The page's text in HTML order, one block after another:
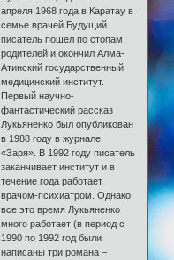
апреля 1968 года в Каратау в
семье врачей Будущий
писатель пошел по стопам
родителей и окончил Алма-
Атинский государственный
медицинский институт.
Первый научно-
фантастический рассказ
Лукьяненко был опубликован
в 1988 году в журнале
«Заря». В 1992 году писатель
заканчивает институт и в
течение года работает
врачом-психиатром. Однако
все это время Лукьяненко
много работает (в период с
1990 по 1992 год были
написаны три романа –